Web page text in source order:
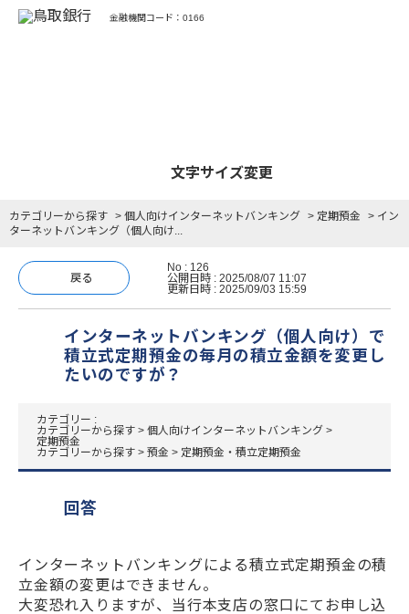
金融機関コード：0166
文字サイズ変更
カテゴリーから探す > 個人向けインターネットバンキング > 定期預金 > イン
ターネットバンキング（個人向け...
戻る
No : 126
公開日時 : 2025/08/07 11:07
更新日時 : 2025/09/03 15:59
インターネットバンキング（個人向け）で
積立式定期預金の毎月の積立金額を変更し
たいのですが？
カテゴリー :
カテゴリーから探す >個人向けインターネットバンキング >
定期預金
カテゴリーから探す >預金 > 定期預金・積立定期預金
回答
インターネットバンキングによる積立式定期預金の積
立金額の変更はできません。
大変恐れ入りますが、当行本支店の窓口にてお申し込